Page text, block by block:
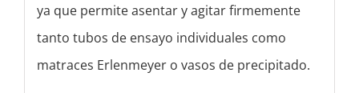
ya que permite asentar y agitar firmemente
tanto tubos de ensayo individuales como
matraces Erlenmeyer o vasos de precipitado.